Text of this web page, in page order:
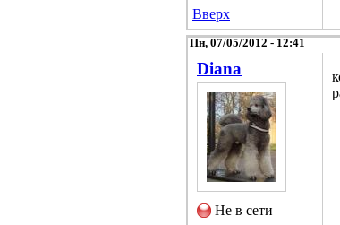
Вверх
Пн, 07/05/2012 - 12:41
Diana
Не в сети